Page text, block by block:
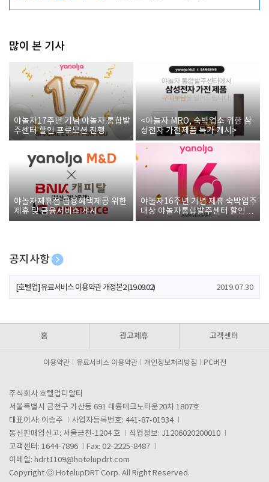
많이 본 기사
야놀자17주년 기념 야놀자 통합발
주센터 할인 프로모션 진행
<야놀자 MRO, 숙박업소 위한 삼
성전자 가전제품 특가 개시>
야놀자제휴점 금융혜택제공 위한
제휴 및 금융서비스 게시
야놀자16주년 기념 제휴 숙박업주
대상 야놀자통합발주센터 할인쿠
폰 증정
공지사항
[호텔업] 개인정보 처리방침 개정본1 (19.09.02)
[호텔업] 유료서비스 이용약관 개정본2 (19.09.02) 2019.07.30
홈 광고제휴 고객센터
이용약관 유료서비스 이용약관 개인정보처리방침 PC버전
주식회사 호텔업디알티
서울특별시 금천구 가산동 691 대륭테크노타운20차 1807호
대표이사: 이송주
사업자등록번호: 441-87-01934
통신판매업신고: 서울금천-1204 호
직업정보: J1206020200010
고객센터: 1644-7896
Fax: 02-2225-8487
이메일: hdrt1109@hotelupdrt.com
Copyright ⓒ HotelupDRT Corp. All Right Reserved.